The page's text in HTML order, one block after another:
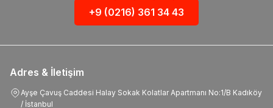
+9 (0216) 361 34 43
Adres & İletişim
Ayşe Çavuş Caddesi Halay Sokak Kolatlar Apartmanı No:1/B Kadıköy
/ İstanbul